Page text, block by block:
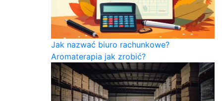
Jak nazwać biuro rachunkowe?
Aromaterapia jak zrobić?